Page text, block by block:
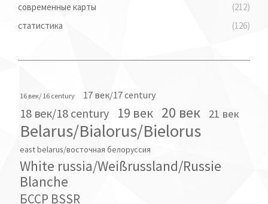
современные карты
(212)
статистика
(126)
16 век/ 16 century 17 век/17 century
18 век/18 century 19 век 20 век 21 век
Belarus/Bialorus/Bielorus
east belarus/восточная белоруссия
White russia/Weißrussland/Russie
Blanche
БССР BSSR